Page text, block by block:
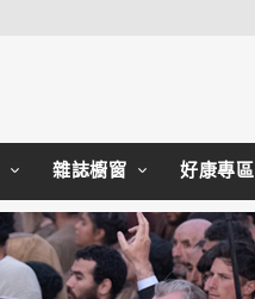
雜誌櫥窗 好康專區